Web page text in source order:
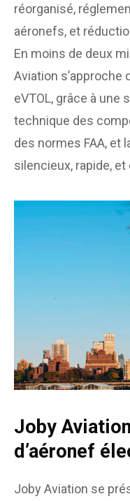
réorganisé,
aéronefs, et
En moins de deux
Aviation s’approche
eVTOL, grâce à une
technique des
des normes FAA, et
silencieux, rapide,
Joby
d’aéronef
Joby Aviation se